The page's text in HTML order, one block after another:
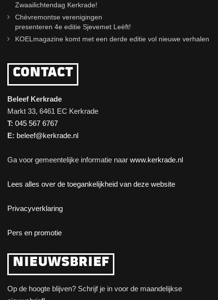
Zwaailichtendag Kerkrade!
Chèvremontse verenigingen
presenteren 4e editie Sjevemet Leëft!
KOELmagazine komt met een derde editie vol nieuwe verhalen
CONTACT
Beleef Kerkrade
Markt 33, 6461 EC Kerkrade
T: 045 567 6767
E: beleef@kerkrade.nl
Ga voor gemeentelijke informatie naar www.kerkrade.nl
Lees alles over de toegankelijkheid van deze website
Privacyverklaring
Pers en promotie
NIEUWSBRIEF
Op de hoogte blijven? Schrijf je in voor de maandelijkse